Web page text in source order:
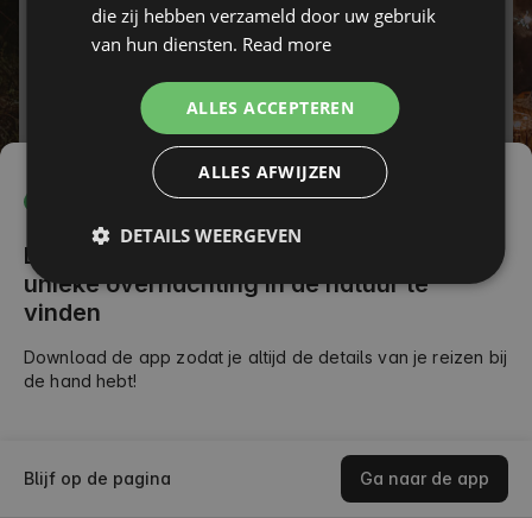
Wachtwoord
INLOGGEN
of
De app maakt het gemakkelijk om een
unieke overnachting in de natuur te
vinden
Download de app zodat je altijd de details van je reizen bij
de hand hebt!
Blijf op de pagina Ga naar de app
CZECH
die zij hebben verzameld door uw gebruik
van hun diensten. Read more
ALLES ACCEPTEREN
ALLES AFWIJZEN
DETAILS WEERGEVEN